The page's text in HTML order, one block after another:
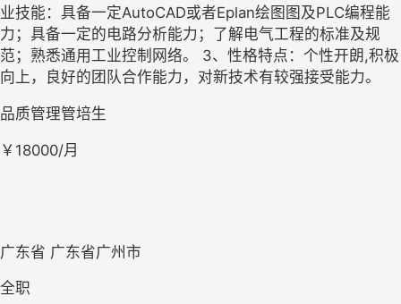
业技能：具备一定AutoCAD或者Eplan绘图图及PLC编程能
力；具备一定的电路分析能力；了解电气工程的标准及规
范；熟悉通用工业控制网络。 3、性格特点：个性开朗,积极
向上，良好的团队合作能力，对新技术有较强接受能力。
品质管理管培生
￥18000/月
广东省 广东省广州市
全职